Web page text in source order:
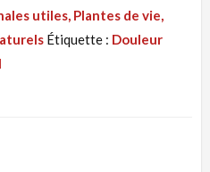
utiles, Plantes de vie,
Étiquette : Douleur